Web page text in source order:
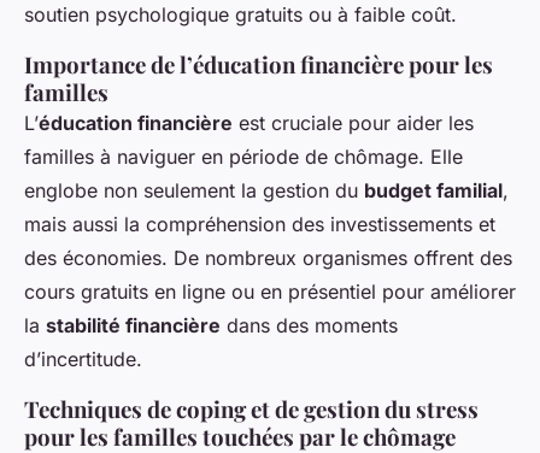
soutien psychologique gratuits ou à faible coût.
Importance de l’éducation financière pour les
familles
L’éducation financière est cruciale pour aider les
familles à naviguer en période de chômage. Elle
englobe non seulement la gestion du budget familial,
mais aussi la compréhension des investissements et
des économies. De nombreux organismes offrent des
cours gratuits en ligne ou en présentiel pour améliorer
la stabilité financière dans des moments
d’incertitude.
Techniques de coping et de gestion du stress
pour les familles touchées par le chômage